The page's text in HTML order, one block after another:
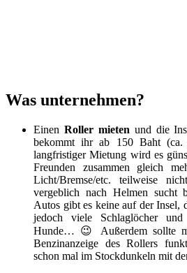
Was unternehmen?
Einen Roller mieten und die
bekommt ihr ab 150 Baht
langfristiger Mietung wird es
Freunden zusammen gleich
Licht/Bremse/etc. teilweise
vergeblich nach Helmen sucht
Autos gibt es keine auf der Insel,
jedoch viele Schlaglöcher
Hunde… 😉 Außerdem sollte
Benzinanzeige des Rollers
schon mal im Stockdunkeln mit